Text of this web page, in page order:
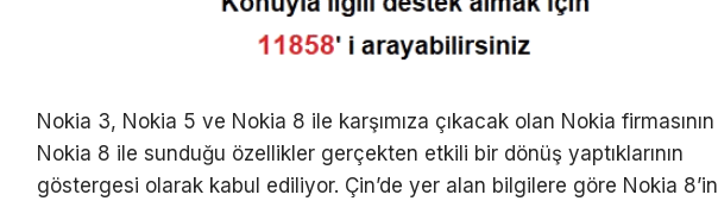
Nokia 3, Nokia 5 ve Nokia 8 ile karşımıza çıkacak olan Nokia firmasının
Nokia 8 ile sunduğu özellikler gerçekten etkili bir dönüş yaptıklarının
göstergesi olarak kabul ediliyor. Çin’de yer alan bilgilere göre Nokia 8’in